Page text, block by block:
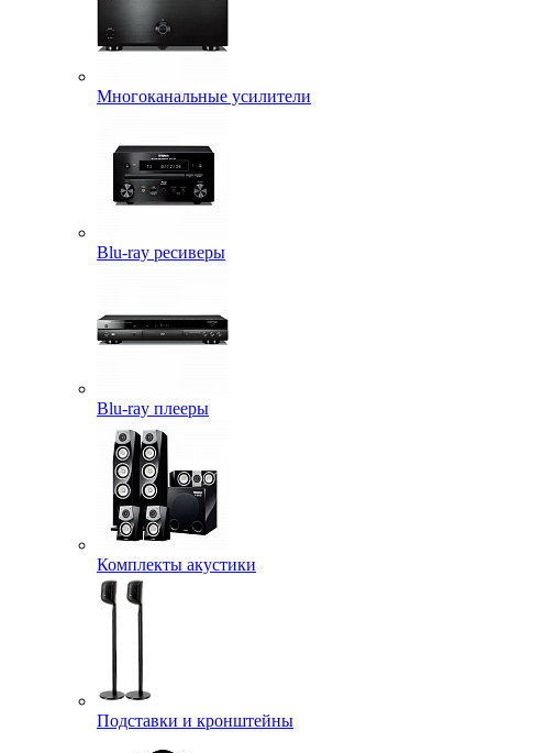
Многоканальные усилители
Blu-ray ресиверы
Blu-ray плееры
Комплекты акустики
Подставки и кронштейны